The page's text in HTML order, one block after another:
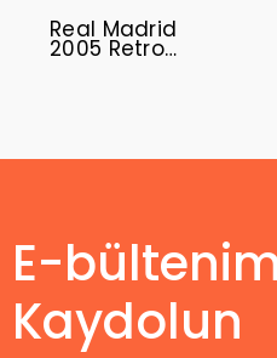
Real Madrid
2005 Retro
E-
Kaydolun